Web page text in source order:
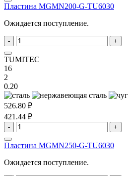
Пластина MGMN200-G-TU6030
Ожидается поступление.
- +
TUMITEC
16
2
0.20
526.80 ₽
421.44 ₽
- +
Пластина MGMN250-G-TU6030
Ожидается поступление.